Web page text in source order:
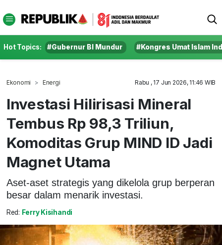
Hot Topics: #Gubernur BI Mundur #Kongres Umat Islam
Ekonomi Energi Rabu , 17 Jun 2026, 11:46 WIB
Investasi Hilirisasi Mineral
Tembus Rp 98,3 Triliun,
Komoditas Grup MIND ID Jadi
Magnet Utama
Aset-aset strategis yang dikelola grup berperan
besar dalam menarik investasi.
Red: Ferry Kisihandi